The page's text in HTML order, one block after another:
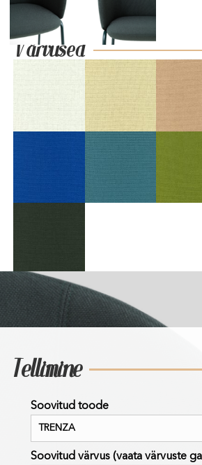
Värvused
Tellimine
Soovitud toode
Soovitud värvus (vaata värvuste